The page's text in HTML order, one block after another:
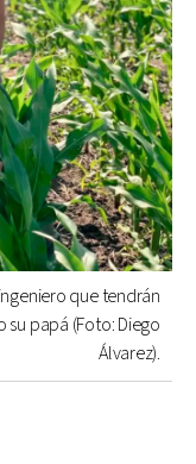
que tendrán
papá (Foto: Diego
Álvarez).